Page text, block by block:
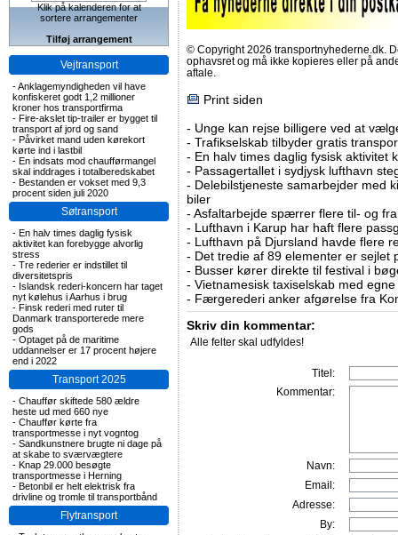
Klik på kalenderen for at
sortere arrangementer
Tilføj arrangement
Vejtransport
-Anklagemyndigheden vil have
konfiskeret godt 1,2 millioner
kroner hos transportfirma
- Fire-akslet tip-trailer er bygget til
transport af jord og sand
- Påvirket mand uden kørekort
kørte ind i lastbil
- En indsats mod chaufførmangel
skal inddrages i totalberedskabet
- Bestanden er vokset med 9,3
procent siden juli 2020
Søtransport
- En halv times daglig fysisk
aktivitet kan forebygge alvorlig
stress
- Tre rederier er indstillet til
diversitetspris
- Islandsk rederi-koncern har taget
nyt kølehus i Aarhus i brug
- Finsk rederi med ruter til
Danmark transporterede mere
gods
- Optaget på de maritime
uddannelser er 17 procent højere
end i 2022
Transport 2025
- Chauffør skiftede 580 ældre
heste ud med 660 nye
- Chauffør kørte fra
transportmesse i nyt vogntog
- Sandkunstnere brugte ni dage på
at skabe to sværvægtere
- Knap 29.000 besøgte
transportmesse i Herning
- Betonbil er helt elektrisk fra
drivline og tromle til transportbånd
Flytransport
© Copyright 2026 transportnyhederne.dk.
ophavsret og må ikke kopieres eller på
aftale.
Print siden
- Unge kan rejse billigere ved at
- Trafikselskab tilbyder gratis
- En halv times daglig fysisk aktivitet
- Passagertallet i sydjysk lufthavn
- Delebilstjeneste samarbejder med
biler
- Asfaltarbejde spærrer flere til- og
- Lufthavn i Karup har haft flere
- Lufthavn på Djursland havde flere
- Det tredie af 89 elementer er sejlet
- Busser kører direkte til festival i
- Vietnamesisk taxiselskab med
- Færgerederi anker afgørelse fra
Skriv din kommentar:
Alle felter skal udfyldes!
Titel:
Kommentar:
Navn:
Email:
Adresse:
By: